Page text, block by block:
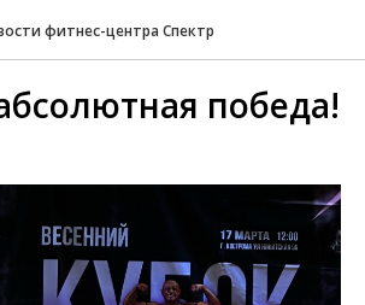
фитнес-центра Спектр
победа!